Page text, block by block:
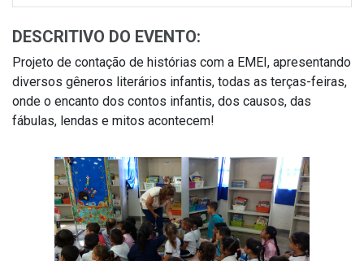
DESCRITIVO DO EVENTO:
Projeto de contação de histórias com a EMEI, apresentando
diversos gêneros literários infantis, todas as terças-feiras,
onde o encanto dos contos infantis, dos causos, das
fábulas, lendas e mitos acontecem!